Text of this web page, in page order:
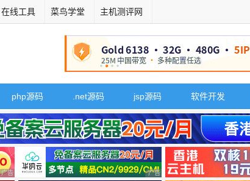
在线工具 菜鸟学堂 主机测评网
php源码 .net源码 jsp源码 软件开发
广告 商业广告，理性选择 广告 商业广告，理性选择